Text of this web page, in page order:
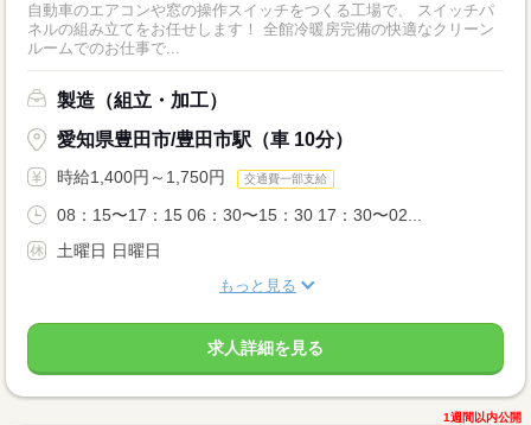
自動車のエアコンや窓の操作スイッチをつくる工場で、 スイッチパ
ネルの組み立てをお任せします！ 全館冷暖房完備の快適なクリーン
ルームでのお仕事で...
製造（組立・加工）
愛知県豊田市/豊田市駅（車 10分）
時給1,400円～1,750円 交通費一部支給
08：15〜17：15 06：30〜15：30 17：30〜02...
土曜日 日曜日
もっと見る
求人詳細を見る
1週間以内公開